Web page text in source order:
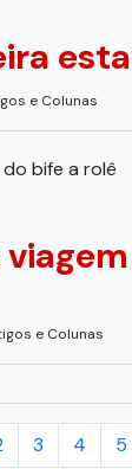
e Colunas
e Colunas
3 4 5